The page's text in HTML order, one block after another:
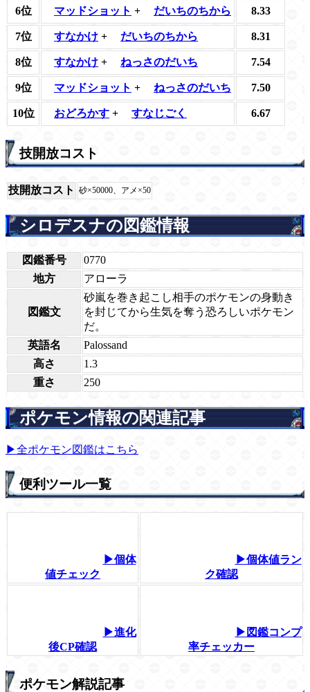
6位 マッドショット + だいちのちから 8.33
7位 すなかけ + だいちのちから 8.31
8位 すなかけ + ねっさのだいち 7.54
9位 マッドショット + ねっさのだいち 7.50
10位 おどろかす + すなじごく 6.67
技開放コスト
技開放コスト 砂×50000、アメ×50
シロデスナの図鑑情報
図鑑番号
0770
地方
アローラ
図鑑文
砂嵐を巻き起こし相手のポケモンの身動き
を封じてから生気を奪う恐ろしいポケモン
だ。
英語名
Palossand
高さ
1.3
重さ
250
ポケモン情報の関連記事
▶全ポケモン図鑑はこちら
便利ツール一覧
▶個体
値チェック
▶個体値ラン
ク確認
▶進化
後CP確認
▶図鑑コンプ
率チェッカー
ポケモン解説記事